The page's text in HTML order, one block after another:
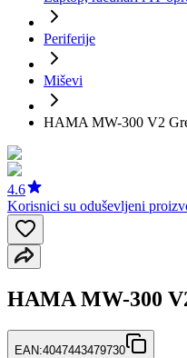
Periferije
Miševi
HAMA MW-300 V2
4.6
Korisnici su oduševljeni
HAMA MW-300
EAN:4047443479730